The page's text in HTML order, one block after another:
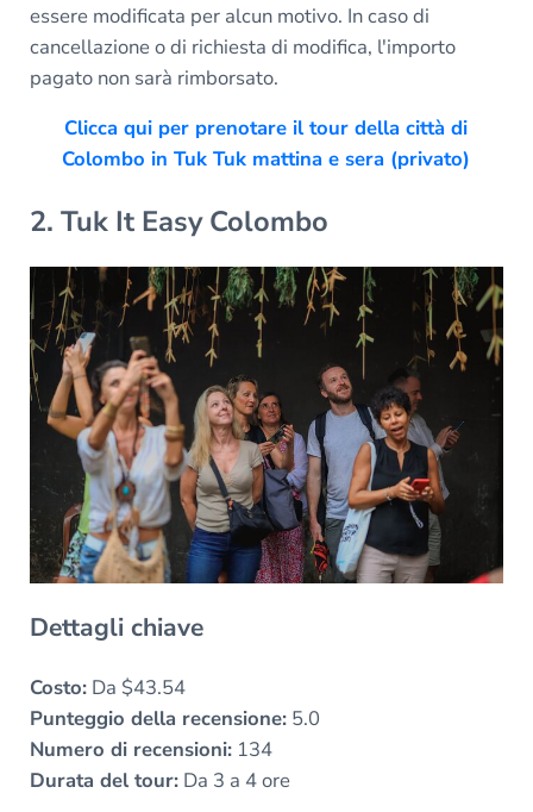
essere modificata per alcun motivo. In caso di
cancellazione o di richiesta di modifica, l'importo
pagato non sarà rimborsato.
Clicca qui per prenotare il tour della città di
Colombo in Tuk Tuk mattina e sera (privato)
2. Tuk It Easy Colombo
Dettagli chiave
Costo:Da $43.54
Punteggio della recensione:5.0
Numero di recensioni:134
Durata del tour:Da 3 a 4 ore